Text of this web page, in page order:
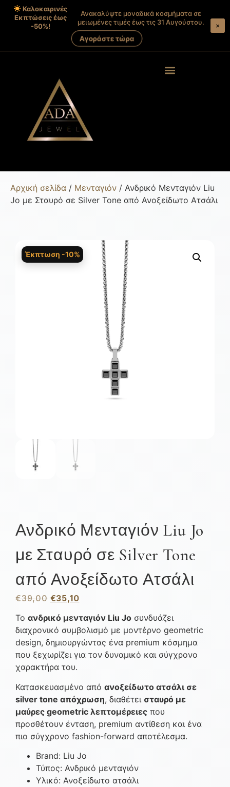
Καλοκαιρινές
Εκπτώσεις έως
-50%!
Ανακαλύψτε μοναδικά κοσμήματα σε
μειωμένες τιμές έως τις 31 Αυγούστου.
Αγοράστε τώρα
×
Αρχική σελίδα / Μενταγιόν / Ανδρικό Μενταγιόν Liu
Jo με Σταυρό σε Silver Tone από Ανοξείδωτο Ατσάλι
Έκπτωση -10%
Ανδρικό Μενταγιόν Liu Jo
με Σταυρό σε Silver Tone
από Ανοξείδωτο Ατσάλι
€39,00 €35,10
Το ανδρικό μενταγιόν Liu Jo συνδυάζει
διαχρονικό συμβολισμό με μοντέρνο geometric
design, δημιουργώντας ένα premium κόσμημα
που ξεχωρίζει για τον δυναμικό και σύγχρονο
χαρακτήρα του.
Κατασκευασμένο από ανοξείδωτο ατσάλι σε
silver tone απόχρωση, διαθέτει σταυρό με
μαύρες geometric λεπτομέρειες που
προσθέτουν ένταση, premium αντίθεση και ένα
πιο σύγχρονο fashion-forward αποτέλεσμα.
Brand: Liu Jo
Τύπος: Ανδρικό μενταγιόν
Υλικό: Ανοξείδωτο ατσάλι